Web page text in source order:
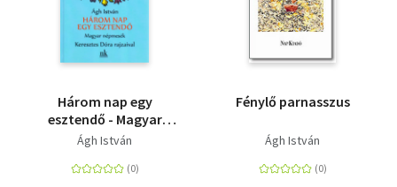
Három nap egy
esztendő - Magyar
népmesék
Ágh István
Fénylő parnasszus
Ágh István